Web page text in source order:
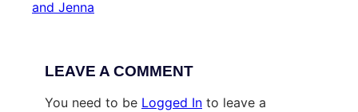
and Jenna
LEAVE A COMMENT
You need to be Logged In to leave a